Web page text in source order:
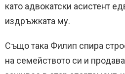
като адвокатски асистент
издръжката му.
Също така Филип спира
на семейството си и